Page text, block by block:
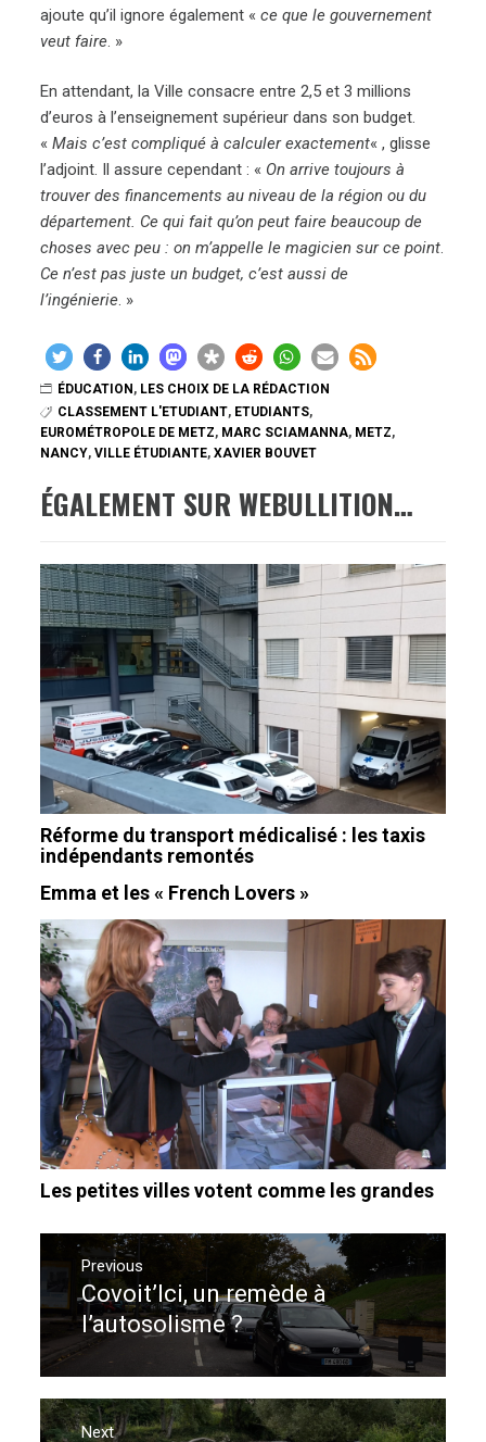
ajoute qu’il ignore également «ce que le gouvernement
veut faire. »
En attendant, la Ville consacre entre 2,5 et 3 millions
d’euros à l’enseignement supérieur dans son budget.
«Mais c’est compliqué à calculer exactement« , glisse
l’adjoint. Il assure cependant : « On arrive toujours à
trouver des financements au niveau de la région ou du
département. Ce qui fait qu’on peut faire beaucoup de
choses avec peu : on m’appelle le magicien sur ce point.
Ce n’est pas juste un budget, c’est aussi de
l’ingénierie. »
ÉDUCATION , LES CHOIX DE LA RÉDACTION
CLASSEMENT L'ETUDIANT, ETUDIANTS,
EUROMÉTROPOLE DE METZ, MARC SCIAMANNA, METZ,
NANCY,VILLE ÉTUDIANTE,XAVIER BOUVET
ÉGALEMENT SUR WEBULLITION…
Réforme du transport médicalisé : les taxis
indépendants remontés
Emma et les « French Lovers »
Les petites villes votent comme les grandes
Navigation
de
l’article
Previous
Previous
post:
Covoit’Ici, un remède à
l’autosolisme ?
Next